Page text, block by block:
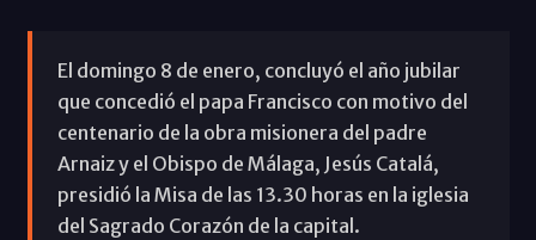
El domingo 8 de enero, concluyó el año jubilar
que concedió el papa Francisco con motivo del
centenario de la obra misionera del padre
Arnaiz y el Obispo de Málaga, Jesús Catalá,
presidió la Misa de las 13.30 horas en la iglesia
del Sagrado Corazón de la capital.